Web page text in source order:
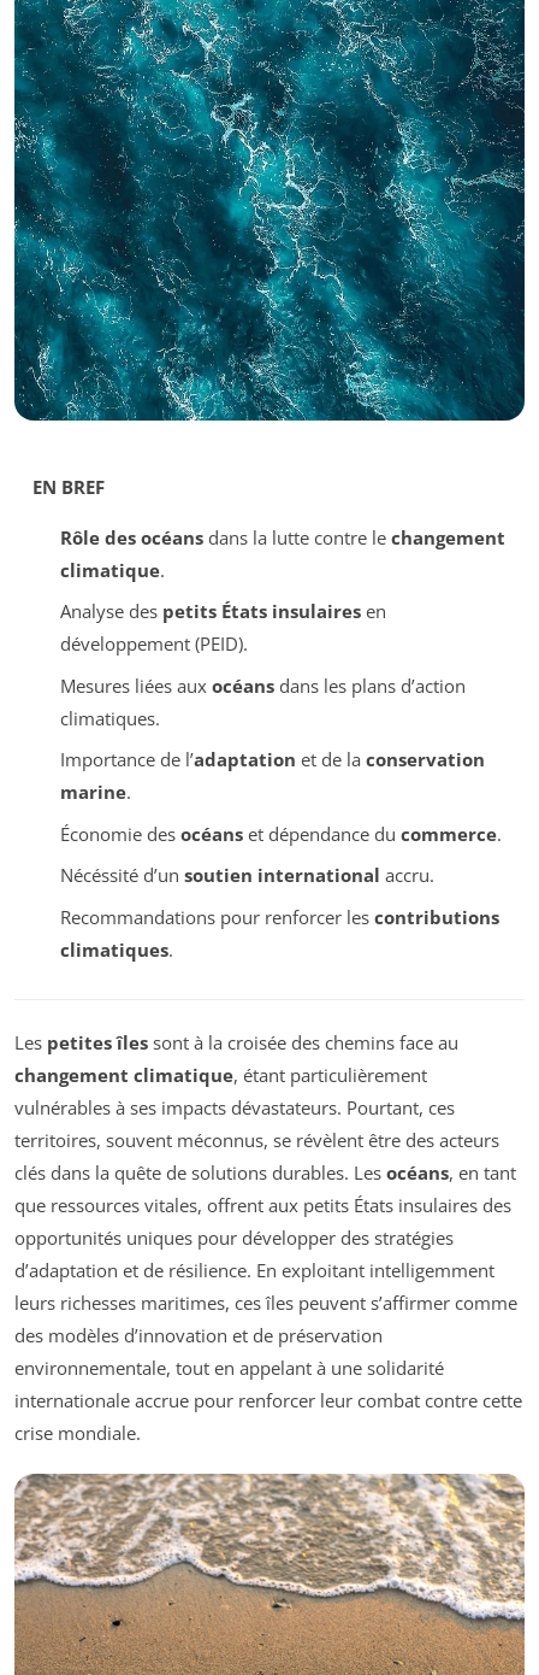
EN BREF
Rôle des océansdans la lutte contre le changement
climatique.
Analyse des petits États insulairesen
développement (PEID).
Mesures liées aux océansdans les plans d’action
climatiques.
Importance de l’adaptation et de la conservation
marine.
Économie des océanset dépendance du commerce.
Nécéssité d’un soutien international accru.
Recommandations pour renforcer les contributions
climatiques.
Les petites îles sont à la croisée des chemins face au
changement climatique, étant particulièrement
vulnérables à ses impacts dévastateurs. Pourtant, ces
territoires, souvent méconnus, se révèlent être des acteurs
clés dans la quête de solutions durables. Les océans, en tant
que ressources vitales, offrent aux petits États insulaires des
opportunités uniques pour développer des stratégies
d’adaptation et de résilience. En exploitant intelligemment
leurs richesses maritimes, ces îles peuvent s’affirmer comme
des modèles d’innovation et de préservation
environnementale, tout en appelant à une solidarité
internationale accrue pour renforcer leur combat contre cette
crise mondiale.